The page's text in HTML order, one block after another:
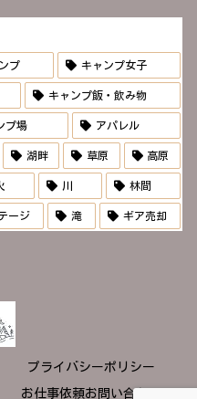
プ キャンプ女子
キャンプ飯・飲み物
プ場 アパレル
湖畔 草原 高原
川 林間
ージ 滝 ギア売却
プライバシーポリシー
お仕事依頼お問い合わせ